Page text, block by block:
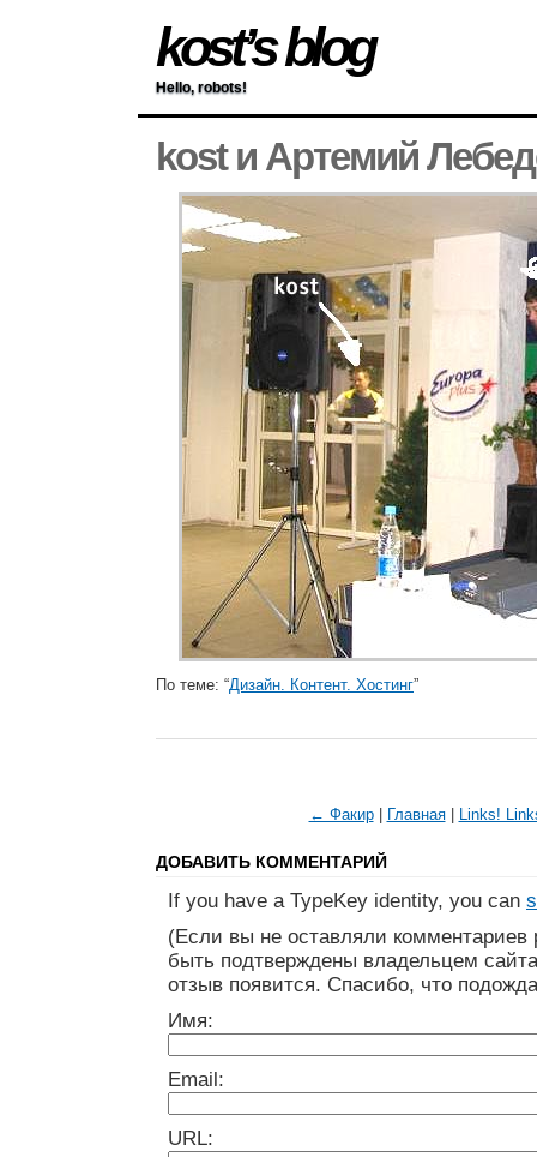
kost’s blog
Hello, robots!
kost и Артемий
По теме: “Дизайн. Контент. Хостинг”
← Факир| Главная| Links!
ДОБАВИТЬ КОММЕНТАРИЙ
If you have a TypeKey identity, you can
(Если вы не оставляли
быть подтверждены владельцем
отзыв появится. Спасибо, что
Имя:
Email:
URL: